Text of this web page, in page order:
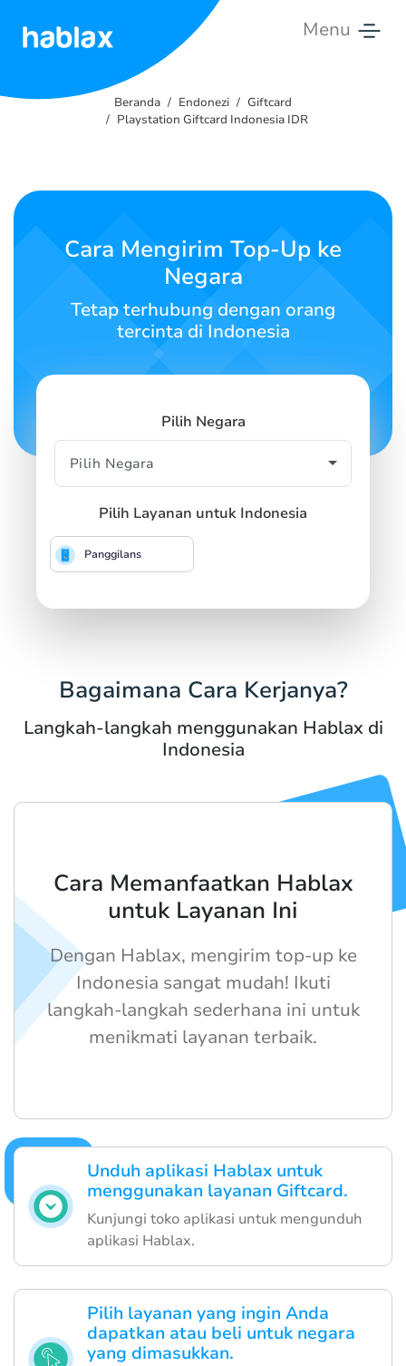
Menu
Kami
Bahasa Indonesia
Beranda Endonezi
Giftcard
Playstation Giftcard Indonesia IDR
Cara Mengirim Top-Up ke
Negara
Tetap terhubung dengan orang
tercinta di Indonesia
Pilih Negara
Pilih Layanan untuk Indonesia
Panggilans
Bagaimana Cara Kerjanya?
Langkah-langkah menggunakan Hablax di
Indonesia
Unduh aplikasi Hablax untuk
menggunakan layanan Giftcard.
Kunjungi toko aplikasi untuk mengunduh
aplikasi Hablax.
Pilih layanan yang ingin Anda
dapatkan atau beli untuk negara
yang dimasukkan.
Cara Memanfaatkan Hablax
untuk Layanan Ini
Dengan Hablax, mengirim top-up ke
Indonesia sangat mudah! Ikuti
langkah-langkah sederhana ini untuk
menikmati layanan terbaik.